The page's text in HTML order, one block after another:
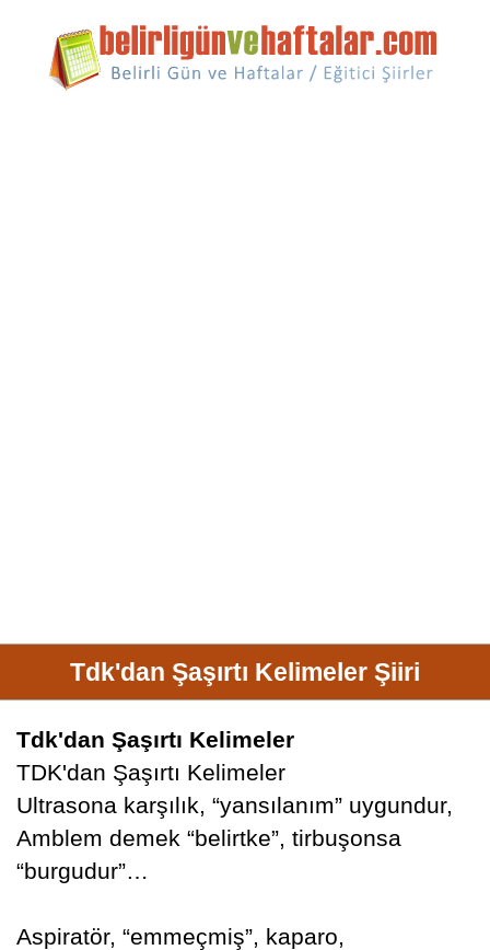
Tdk'dan Şaşırtı Kelimeler Şiiri
Tdk'dan Şaşırtı Kelimeler
TDK'dan Şaşırtı Kelimeler
Ultrasona karşılık, “yansılanım” uygundur,
Amblem demek “belirtke”, tirbuşonsa
“burgudur”…
Aspiratör, “emmeçmiş”, kaparo,